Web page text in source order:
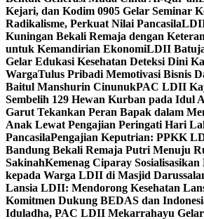
Kejari, dan Kodim 0905 Gelar Seminar
Radikalisme, Perkuat Nilai Pancasila
Kuningan Bekali Remaja dengan
untuk Kemandirian EkonomiLDII
Gelar Edukasi Kesehatan Deteksi Dini
WargaTulus Pribadi Memotivasi Bisnis
Baitul Manshurin CinunukPAC LDII
Sembelih 129 Hewan Kurban pada Idul
Garut Tekankan Peran Bapak dalam
Anak Lewat Pengajian Peringati Hari
PancasilaPengajian Keputrian: PPKK
Bandung Bekali Remaja Putri Menuju
SakinahKemenag Ciparay
kepada Warga LDII di Masjid
Lansia LDII: Mendorong Kesehatan
Komitmen Dukung BEDAS dan
Iduladha, PAC LDII Mekarrahayu